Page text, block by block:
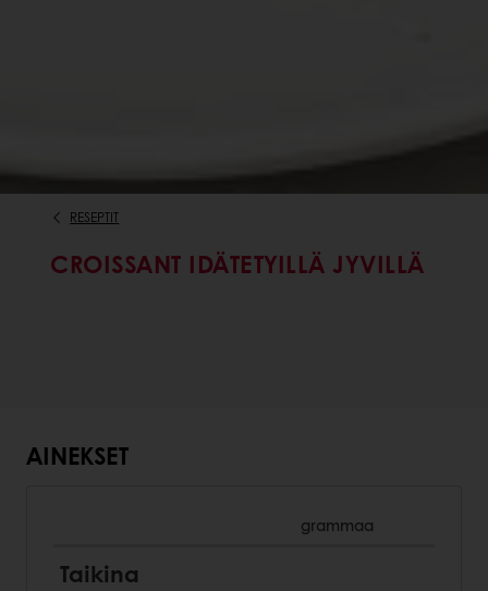
RESEPTIT
CROISSANT IDÄTETYILLÄ JYVILLÄ
AINEKSET
grammaa
Taikina